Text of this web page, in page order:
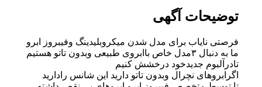
توضیحات آگهی
فرصتی نایاب برای مدل شدن میکروبلیدینگ وفیبروز ابرو
ما به دنبال ۳مدل خاص باابروی طبیعی وبدون تاتو هستیم
تادرآلبوم جدیدخود درخشش کنیم
اگرابروهای نچرال وبدون تاتو دارید این شانس رادارید